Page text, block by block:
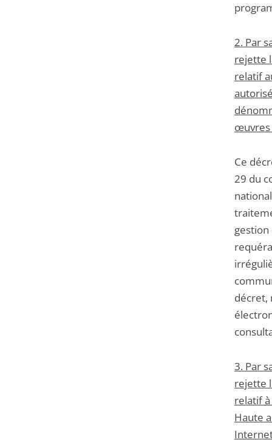
2. Par
rejette
relatif
œuvres
Ce
29 du
décret,
3. Par
rejette
relatif
Haute